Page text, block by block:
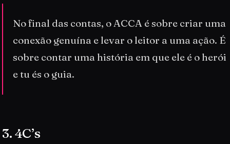
No final das contas, o ACCA é sobre criar uma
conexão genuína e levar o leitor a uma ação. É
sobre contar uma história em que ele é o herói
e tu és o guia.
3. 4C’s